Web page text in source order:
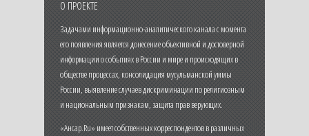
О ПРОЕКТЕ
Задачами информационно-аналитического канала с момента
его появления является донесение объективной и достоверной
информации о событиях в России и мире и происходящих в
обществе процессах, консолидация мусульманской уммы
России, выявление случаев дискриминации по религиозным
и национальным признакам, защита прав верующих.
«Ансар.Ru» имеет собственных корреспондентов в различных